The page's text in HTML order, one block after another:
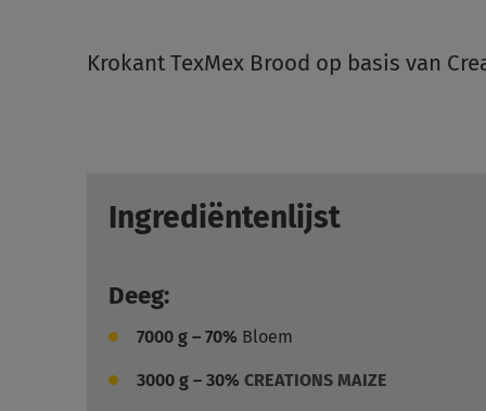
Krokant TexMex Brood op basis van
Ingrediëntenlijst
Deeg:
7000 g – 70% Bloem
3000 g – 30% CREATIONS MAIZE